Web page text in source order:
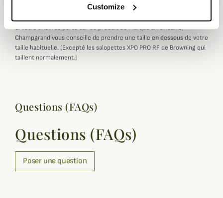
Customize
Les marques américaines ont un taillant plutôt
Si votre choix se porte sur ce produit de marque américaine,
Champgrand vous conseille de prendre une taille en dessousde votre
taille habituelle. (Excepté les salopettes XPO PRO RF de Browning qui
taillent normalement.)
Questions (FAQs)
Questions (FAQs)
Poser une question